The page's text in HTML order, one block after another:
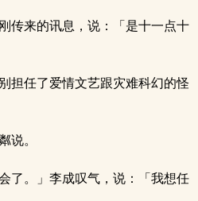
传来的讯息，说：「是十一点十
担任了爱情文艺跟灾难科幻的怪
说。
。」李成叹气，说：「我想任